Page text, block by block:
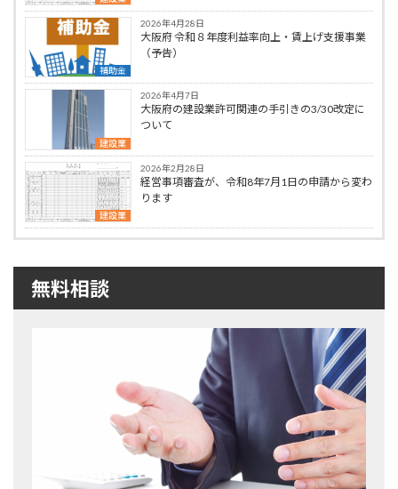
補助金
2026年4月28日
大阪府 令和８年度利益率向上・賃上げ支援事業
（予告）
建設業
2026年4月7日
大阪府の建設業許可関連の手引きの3/30改定に
ついて
建設業
2026年2月28日
経営事項審査が、令和8年7月1日の申請から変わ
ります
無料相談